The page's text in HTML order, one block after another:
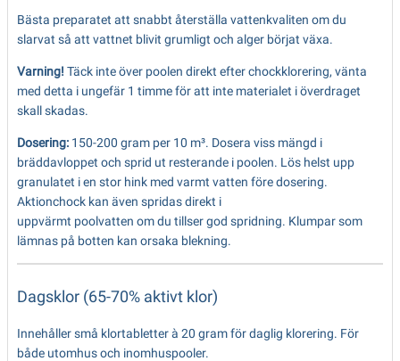
Bästa preparatet att snabbt återställa vattenkvaliten om du
slarvat så att vattnet blivit grumligt och alger börjat växa.
Varning! Täck inte över poolen direkt efter chockklorering, vänta
med detta i ungefär 1 timme för att inte materialet i överdraget
skall skadas.
Dosering: 150-200 gram per 10 m³. Dosera viss mängd i
bräddavloppet och sprid ut resterande i poolen. Lös helst upp
granulatet i en stor hink med varmt vatten före dosering.
Aktionchock kan även spridas direkt i
uppvärmt poolvatten om du tillser god spridning. Klumpar som
lämnas på botten kan orsaka blekning.
Dagsklor (65-70% aktivt klor)
Innehåller små klortabletter à 20 gram för daglig klorering. För
både utomhus och inomhuspooler.